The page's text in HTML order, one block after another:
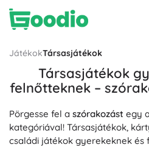
JátékokTársasjátékok
Társasjátékok
felnőtteknek –
Pörgesse fel a szórakozást egy
kategóriával! Társasjátékok,
családi játékok gyerekeknek és